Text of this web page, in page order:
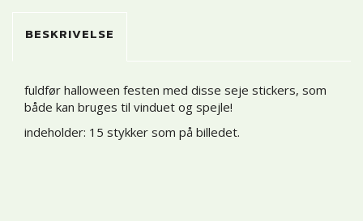
BESKRIVELSE
fuldfør halloween festen med disse seje stickers, som
både kan bruges til vinduet og spejle!
indeholder: 15 stykker som på billedet.